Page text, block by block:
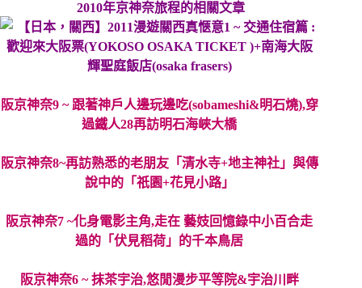
2010年京神奈旅程的相關文章
阪京神奈9 ~ 跟著神戶人邊玩邊吃(sobameshi&明石燒),穿
過鐵人28再訪明石海峽大橋
阪京神奈8~再訪熟悉的老朋友「清水寺+地主神社」與傳
說中的「祇園+花見小路」
阪京神奈7 ~化身電影主角,走在 藝妓回憶錄中小百合走
過的「伏見稻荷」的千本鳥居
阪京神奈6 ~ 抹茶宇治,悠閒漫步平等院&宇治川畔